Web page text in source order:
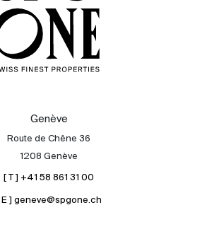
Acheter
Louer
International
Genève
Route de Chêne 36
1208 Genève
[ T ] +41 58 861 31 00
[ E ] geneve@spgone.ch